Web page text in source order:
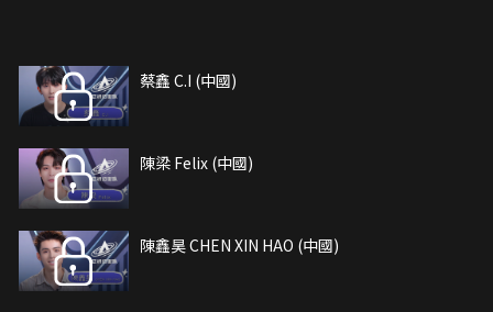
蔡鑫 C.I (中國)
陳梁 Felix (中國)
陳鑫昊 CHEN XIN HAO (中國)